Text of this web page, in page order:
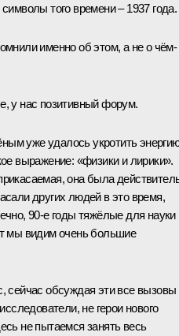
того времени – 1937 года.
именно об этом, а не о чём-
у нас позитивный форум.
уже удалось укротить
выражение: «физики и лирики».
она была
других людей в это время,
90-е годы тяжёлые для науки
мы видим очень большие
сейчас обсуждая эти все вызовы
не герои нового
не пытаемся занять весь